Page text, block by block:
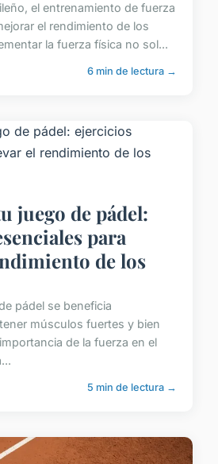
el entrenamiento de fuerza
el rendimiento de los
la fuerza física no sol...
6 min de lectura →
juego de pádel:
para
de los
pádel se beneficia
músculos fuertes y bien
de la fuerza en el
5 min de lectura →